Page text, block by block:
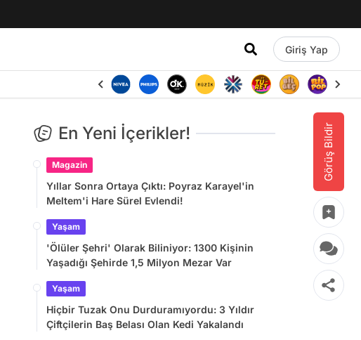
Giriş Yap
Görüş Bildir
En Yeni İçerikler!
Magazin
Yıllar Sonra Ortaya Çıktı: Poyraz Karayel'in
Meltem'i Hare Sürel Evlendi!
Yaşam
'Ölüler Şehri' Olarak Biliniyor: 1300 Kişinin
Yaşadığı Şehirde 1,5 Milyon Mezar Var
Yaşam
Hiçbir Tuzak Onu Durduramıyordu: 3 Yıldır
Çiftçilerin Baş Belası Olan Kedi Yakalandı